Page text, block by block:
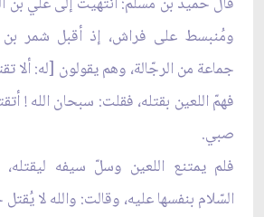
ومُنبسط على فراش، إذ أقبل شمر
جماعة من الرجّالة، وهم يقولون [له: ألا
فهمّ اللعين بقتله، فقلت: سبحان الله !
صبي.
فلم يمتنع اللعين وسلّ سيفه
السّلام بنفسها عليه، وقالت: والله لا